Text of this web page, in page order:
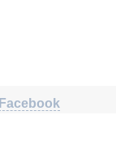
Facebook